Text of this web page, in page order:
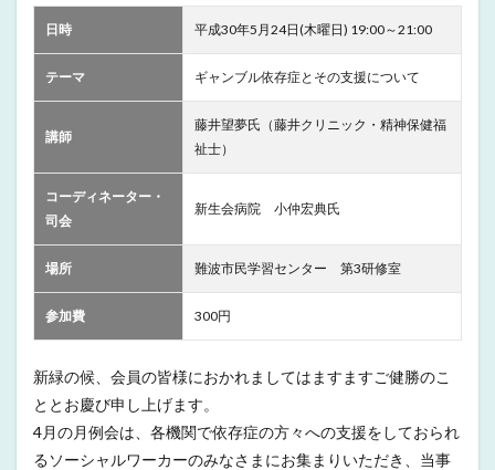
日時 平成30年5月24日(木曜日) 19:00～21:00
テーマ ギャンブル依存症とその支援について
講師
藤井望夢氏（藤井クリニック・精神保健福
祉士）
コーディネーター・
司会
新生会病院 小仲宏典氏
場所 難波市民学習センター 第3研修室
参加費 300円
新緑の候、会員の皆様におかれましてはますますご健勝のこ
ととお慶び申し上げます。
4月の月例会は、各機関で依存症の方々への支援をしておられ
るソーシャルワーカーのみなさまにお集まりいただき、当事